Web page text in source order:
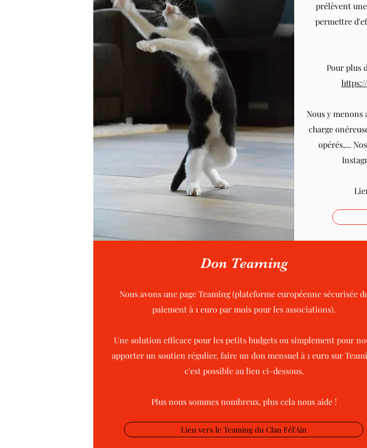
prélèvent
permettre
Pour plus
Nous y menons
charge
opérés,...
Don Teaming
Nous avons une page Teaming (plateforme européenne sécurisée
paiement à 1 euro par mois pour les associations).
Une solution efficace pour les petits budgets ou simplement pour
apporter un soutien régulier, faire un don mensuel à 1 euro sur
c'est possible au lien ci-dessous.
Plus nous sommes nombreux, plus cela nous aide !
Lien vers le Teaming du Clan Fél'Ain